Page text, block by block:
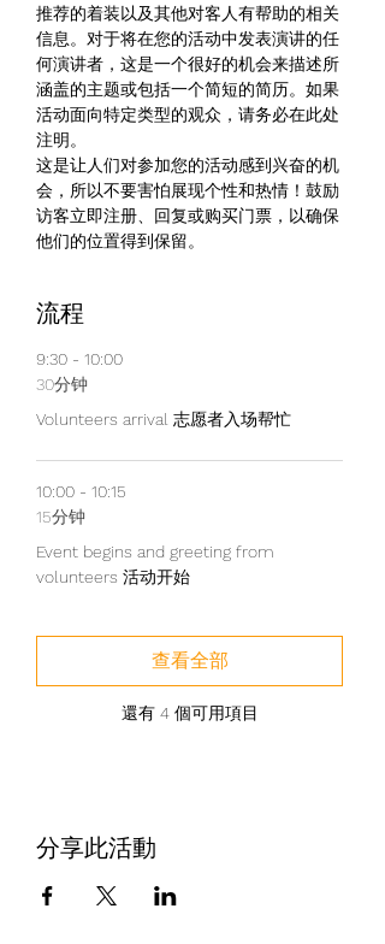
推荐的着装以及其他对客人有帮助的相关
信息。对于将在您的活动中发表演讲的任
何演讲者，这是一个很好的机会来描述所
涵盖的主题或包括一个简短的简历。如果
活动面向特定类型的观众，请务必在此处
注明。
这是让人们对参加您的活动感到兴奋的机
会，所以不要害怕展现个性和热情！鼓励
访客立即注册、回复或购买门票，以确保
他们的位置得到保留。
流程
9:30 - 10:00
30分钟
Volunteers arrival 志愿者入场帮忙
10:00 - 10:15
15分钟
Event begins and greeting from
volunteers 活动开始
還有 4 個可用項目
查看全部
分享此活動